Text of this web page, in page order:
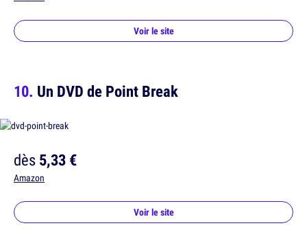
Voir le site
Un DVD de Point Break
dès5,33 €
Amazon
Voir le site